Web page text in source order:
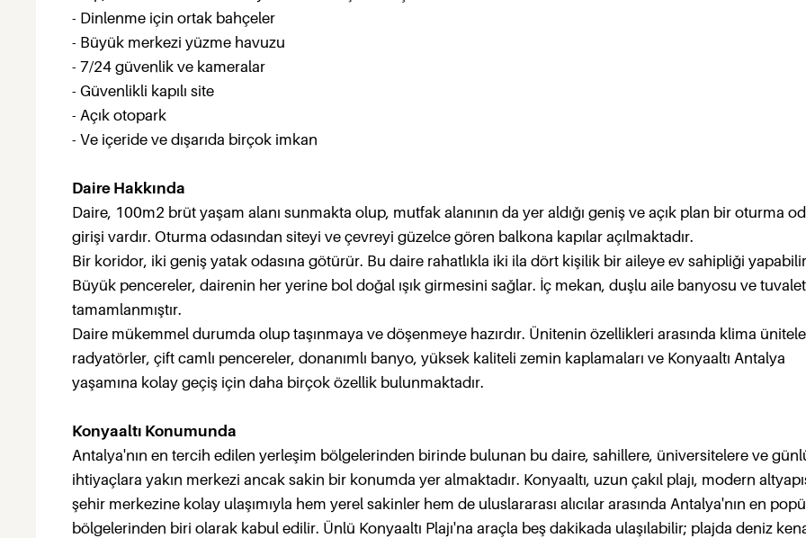
- Dinlenme için ortak bahçeler
- Büyük merkezi yüzme havuzu
- 7/24 güvenlik ve kameralar
- Güvenlikli kapılı site
- Açık otopark
- Ve içeride ve dışarıda birçok imkan
Daire Hakkında
Daire, 100m2 brüt yaşam alanı sunmakta olup, mutfak alanının da yer aldığı geniş ve açık plan bir oturma
girişi vardır. Oturma odasından siteyi ve çevreyi güzelce gören balkona kapılar açılmaktadır.
Bir koridor, iki geniş yatak odasına götürür. Bu daire rahatlıkla iki ila dört kişilik bir aileye ev sahipliği
Büyük pencereler, dairenin her yerine bol doğal ışık girmesini sağlar. İç mekan, duşlu aile banyosu ve
tamamlanmıştır.
Daire mükemmel durumda olup taşınmaya ve döşenmeye hazırdır. Ünitenin özellikleri arasında klima
radyatörler, çift camlı pencereler, donanımlı banyo, yüksek kaliteli zemin kaplamaları ve Konyaaltı Antalya
yaşamına kolay geçiş için daha birçok özellik bulunmaktadır.
Konyaaltı Konumunda
Antalya'nın en tercih edilen yerleşim bölgelerinden birinde bulunan bu daire, sahillere, üniversitelere ve
ihtiyaçlara yakın merkezi ancak sakin bir konumda yer almaktadır. Konyaaltı, uzun çakıl plajı, modern
şehir merkezine kolay ulaşımıyla hem yerel sakinler hem de uluslararası alıcılar arasında Antalya'nın en
bölgelerinden biri olarak kabul edilir. Ünlü Konyaaltı Plajı'na araçla beş dakikada ulaşılabilir; plajda deniz